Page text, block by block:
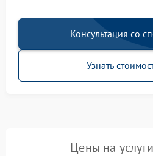
Консультация со
Узнать
Цены на